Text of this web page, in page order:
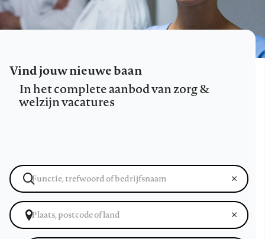
Vind jouw nieuwe baan
In het complete aanbod van zorg &
welzijn vacatures